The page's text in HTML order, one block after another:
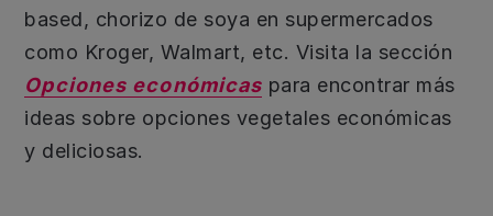
based, chorizo de soya en supermercados
como Kroger, Walmart, etc. Visita la sección
Opciones económicas para encontrar más
ideas sobre opciones vegetales económicas
y deliciosas.